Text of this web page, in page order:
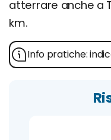
atterrare anche a
km.
Info pratiche: